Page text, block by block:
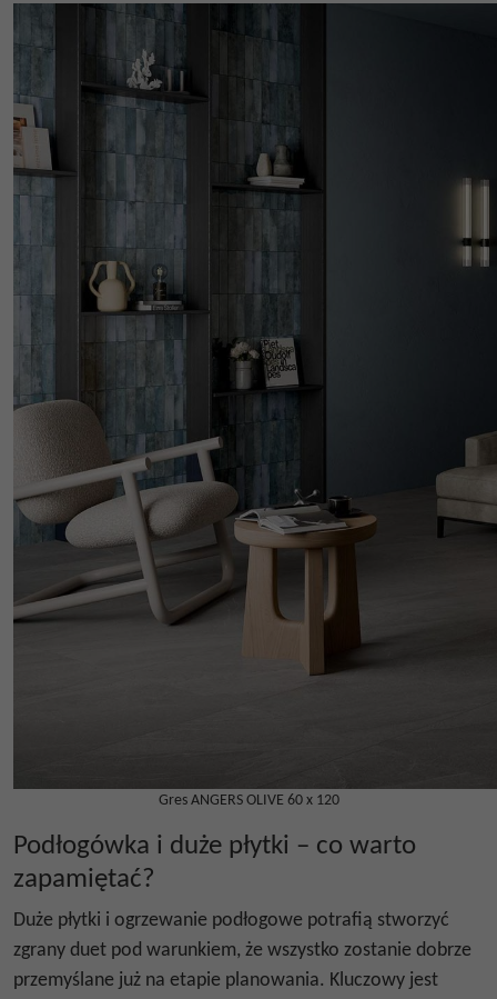
Gres ANGERS OLIVE 60 x 120
Podłogówka i duże płytki – co warto
zapamiętać?
Duże płytki i ogrzewanie podłogowe potrafią stworzyć
zgrany duet pod warunkiem, że wszystko zostanie dobrze
przemyślane już na etapie planowania. Kluczowy jest